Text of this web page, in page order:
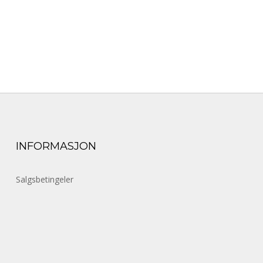
INFORMASJON
Salgsbetingeler